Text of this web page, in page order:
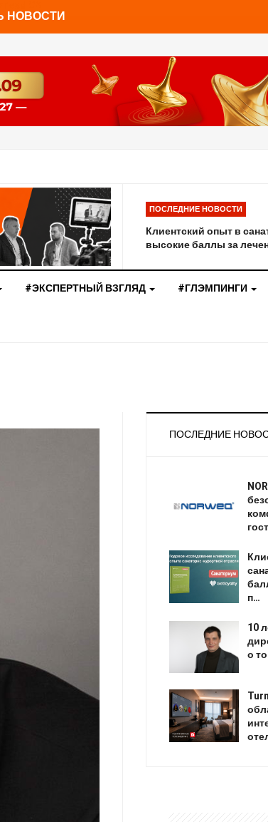
НОВОСТИ
ПОСЛЕДНИЕ НОВОСТИ
Клиентский опыт в
высокие баллы за
#ЭКСПЕРТНЫЙ ВЗГЛЯД #ГЛЭМПИНГИ
ПОСЛЕДНИЕ
п…
10
о